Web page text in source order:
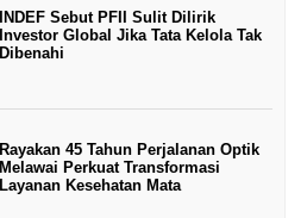
INDEF Sebut PFII Sulit Dilirik
Investor Global Jika Tata Kelola Tak
Dibenahi
Rayakan 45 Tahun Perjalanan Optik
Melawai Perkuat Transformasi
Layanan Kesehatan Mata